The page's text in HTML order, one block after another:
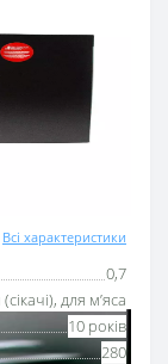
Всі характеристики
0,7
для м’яса
10 років
280